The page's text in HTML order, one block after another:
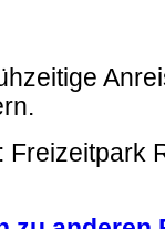
: Freizeitpark